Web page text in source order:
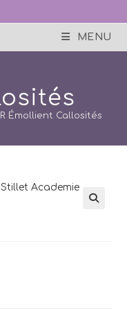
MENU
Émollient Callosités